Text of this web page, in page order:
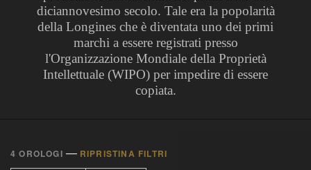
diciannovesimo secolo. Tale era la popolarità
della Longines che è diventata uno dei primi
marchi a essere registrati presso
l'Organizzazione Mondiale della Proprietà
Intellettuale (WIPO) per impedire di essere
copiata.
4 OROLOGI — RIPRISTINA FILTRI